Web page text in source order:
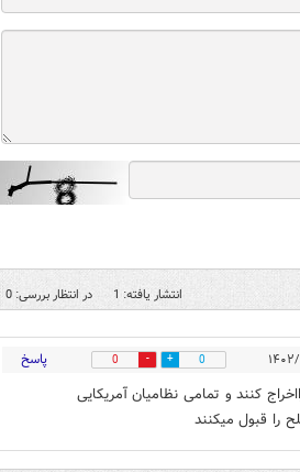
انتشار یافته: 1 در انتظار بررسی: 0
0
0 پاسخ
کنند و تمامی نظامیان آمریکایی
را قبول میکنند